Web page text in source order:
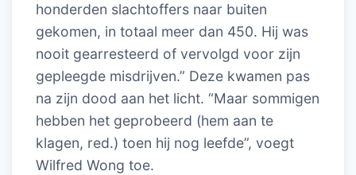
honderden slachtoffers naar buiten
gekomen, in totaal meer dan 450. Hij was
nooit gearresteerd of vervolgd voor zijn
gepleegde misdrijven.” Deze kwamen pas
na zijn dood aan het licht. “Maar sommigen
hebben het geprobeerd (hem aan te
klagen, red.) toen hij nog leefde”, voegt
Wilfred Wong toe.